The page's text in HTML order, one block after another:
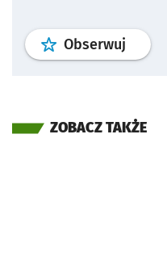
Obserwuj profil
ZOBACZ TAKŻE